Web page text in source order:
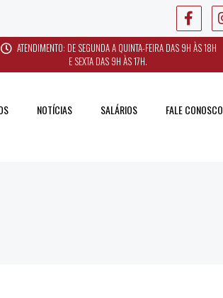
ATENDIMENTO: DE SEGUNDA A QUINTA-FEIRA DAS 9H ÀS 18H
E SEXTA DAS 9H ÀS 17H.
NOTÍCIAS SALÁRIOS FALE CONOSCO